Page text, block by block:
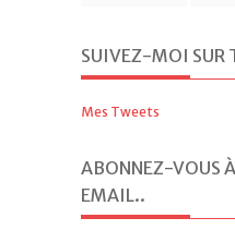
SUIVEZ-MOI SUR
Mes Tweets
ABONNEZ-VOUS
EMAIL..